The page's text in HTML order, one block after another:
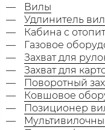
Вилы
Удлинитель вил
Кабина с
Газовое
Захват для
Захват для
Поворотный
Ковшовое
Позиционер